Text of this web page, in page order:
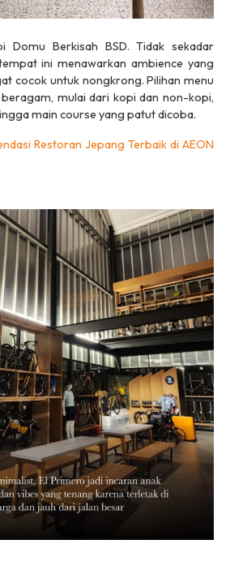
Domu Berkisah BSD. Tidak sekadar
ini menawarkan ambience yang
cocok untuk nongkrong. Pilihan menu
mulai dari kopi dan non-kopi,
main course yang patut dicoba.
Restoran Jepang Terbaik di AEON